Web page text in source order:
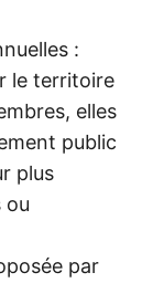
:
le territoire
elles
public
plus
ou
par